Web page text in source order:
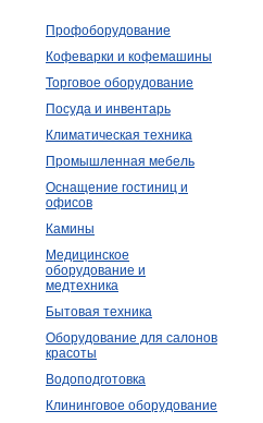
Профоборудование
Кофеварки и кофемашины
Торговое оборудование
Посуда и инвентарь
Климатическая техника
Промышленная мебель
Оснащение гостиниц и
офисов
Камины
Медицинское
оборудование и
медтехника
Бытовая техника
Оборудование для салонов
красоты
Водоподготовка
Клининговое оборудование